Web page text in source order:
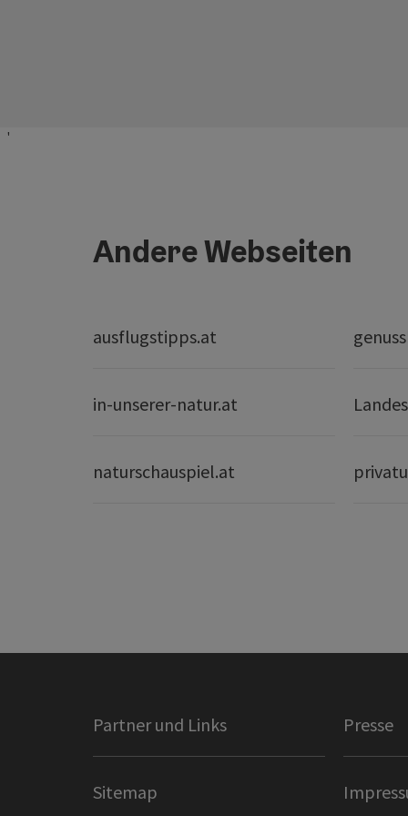
'
Andere Webseiten
ausflugstipps.at
in-unserer-natur.at
naturschauspiel.at
Partner und Links Presse
Sitemap